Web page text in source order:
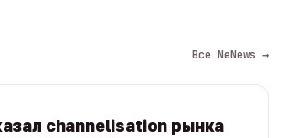
Все NeNews →
channelisation рынка